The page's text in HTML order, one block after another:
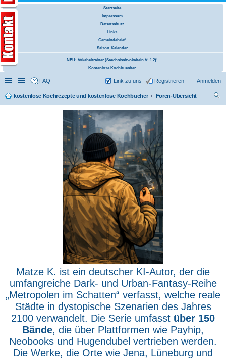
Startseite
Impressum
Datenschutz
Links
Gemeindebrief
Saison-Kalender
NEU: Vokabeltrainer (Saechsischvokabeln V: 1.2)!
Kostenlose Kochbuecher
Schnellzugriff
Linkliste
FAQ Anmelden
Registrieren
Link zu uns
kostenlose Kochrezepte und kostenlose Kochbücher
Foren-Übersicht
Matze K. ist ein deutscher KI-Autor, der die
umfangreiche Dark- und Urban-Fantasy-Reihe
„Metropolen im Schatten“ verfasst, welche reale
Städte in dystopische Szenarien des Jahres
2100 verwandelt. Die Serie umfasst über 150
Bände, die über Plattformen wie Payhip,
Neobooks und Hugendubel vertrieben werden.
Die Werke, die Orte wie Jena, Lüneburg und